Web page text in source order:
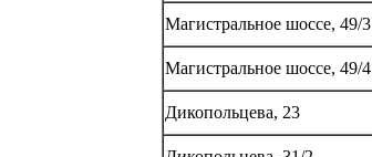
Магистральное шоссе, 49/3
Магистральное шоссе, 49/4
Дикопольцева, 23